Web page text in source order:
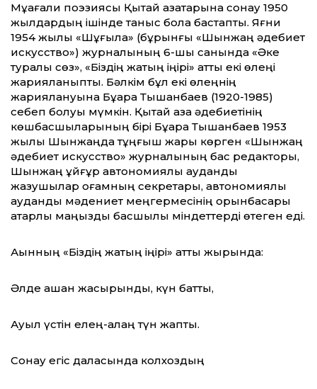
Мұқағали пoэзиясы Қытай қазақтарына сонау 1950
жылдардың ішінде таныс бола бастапты. Яғни
1954 жылы «Шұғыла» (бұрынғы «Шынжаң әдебиет
искусство») журналының 6-шы санында «Әке
туралы сөз», «Біздің жақтың іңірі» атты екі өлеңі
жарияланыпты. Бәлкім бұл екі өлеңнің
жариялануына Бұқара Тышқанбаев (1920-1985)
себеп болуы мүмкін. Қытай қазақ әдебиетінің
көшбасшыларының бірі Бұқара Тышқанбаев 1953
жылы Шынжаңда тұңғыш жарық көрген «Шынжаң
әдебиет искусство» журналының бас редакторы,
Шынжаң ұйғұр автономиялы аудандық
жазушылар қоғамның секретары, автономиялы
аудандық мәдениет меңгермесінің орынбасары
қатарлы маңызды басшылық міндеттерді өтеген еді.
Ақынның «Біздің жақтың іңірі» атты жырында:
Әлде қашан жасырынды, күн батты,
Ауыл үстін елең-алаң түн жапты.
Сонау егіс даласында колхоздың